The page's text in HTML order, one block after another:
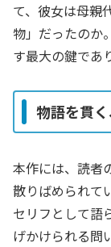
て、彼女は母親
物」だったのか
す最大の鍵であ
物語を貫
本作には、読者
散りばめられて
セリフとして語
げかけられる問